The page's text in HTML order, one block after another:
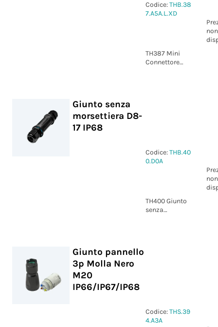
Codice:THB.38
7.A5A.L.XD
non
TH387 Mini
Connettore
Giunto senza
morsettiera D8-
17 IP68
Codice:THB.40
0.D0A
non
TH400 Giunto
senza
Giunto pannello
3p Molla Nero
M20
IP66/IP67/IP68
Codice:THS.39
4.A3A